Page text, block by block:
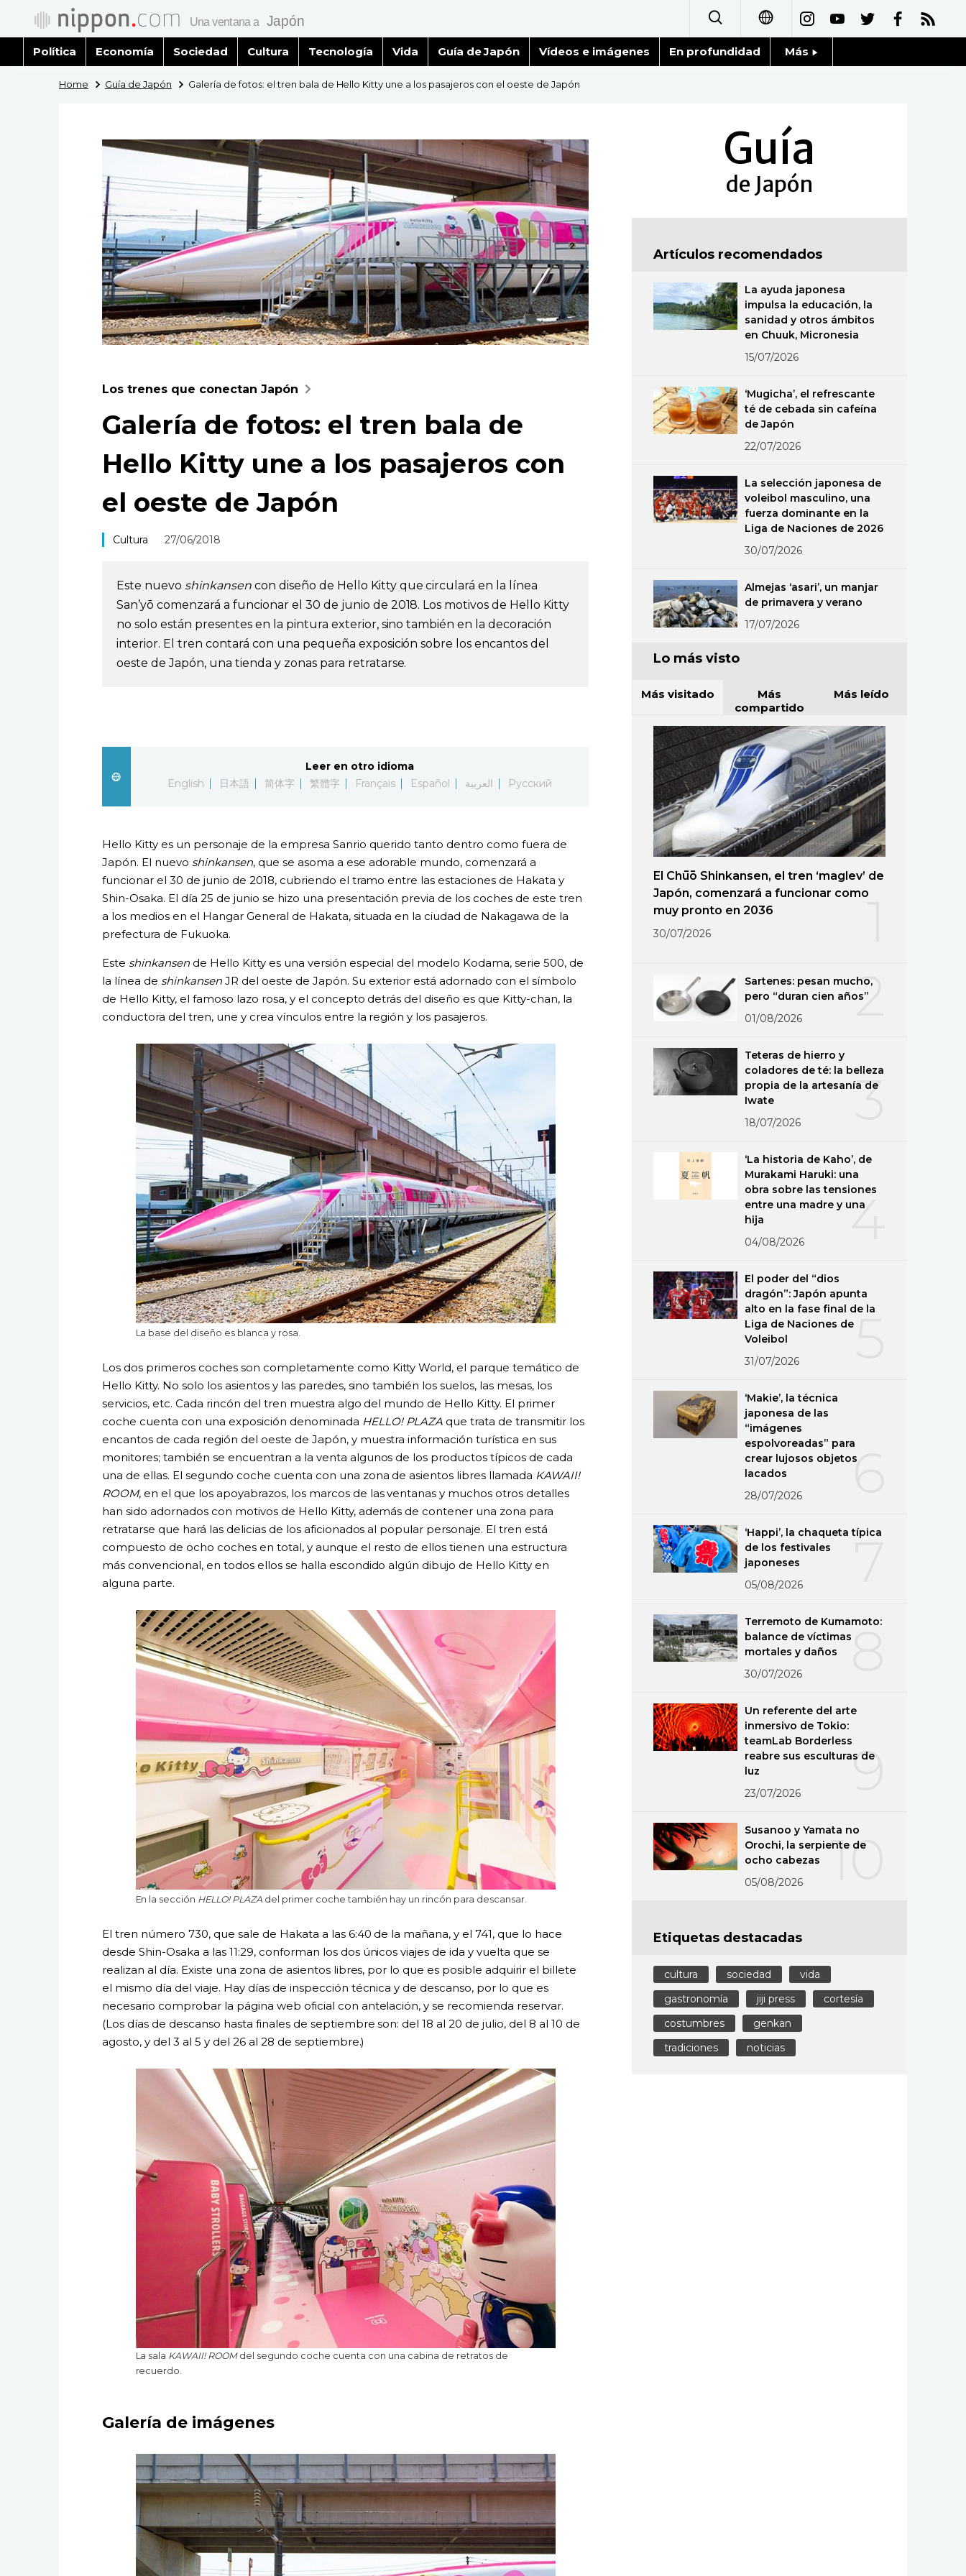
日本語
简体字
繁體字
Français
Política Economía Sociedad Cultura Tecnología Vida Guía de Japón Vídeos e imágenes En profundidad Más
Fragmentos de Japón
Gente
Avisos
Home Guía de Japón Galería de fotos: el tren bala de Hello Kitty une a los pasajeros con el oeste de Japón
Los trenes que conectan Japón
Galería de fotos: el tren bala de
Hello Kitty une a los pasajeros con
el oeste de Japón
Cultura 27/06/2018
Este nuevo shinkansencon diseño de Hello Kitty que circulará en la línea
San’yō comenzará a funcionar el 30 de junio de 2018. Los motivos de Hello Kitty
no solo están presentes en la pintura exterior, sino también en la decoración
interior. El tren contará con una pequeña exposición sobre los encantos del
oeste de Japón, una tienda y zonas para retratarse.
Leer en otro idioma
English
日本語 简体字 繁體字 Français Español العربية Русский
Hello Kitty es un personaje de la empresa Sanrio querido tanto dentro como fuera de
Japón. El nuevo shinkansen, que se asoma a ese adorable mundo, comenzará a
funcionar el 30 de junio de 2018, cubriendo el tramo entre las estaciones de Hakata y
Shin-Osaka. El día 25 de junio se hizo una presentación previa de los coches de este tren
a los medios en el Hangar General de Hakata, situada en la ciudad de Nakagawa de la
prefectura de Fukuoka.
Este shinkansende Hello Kitty es una versión especial del modelo Kodama, serie 500, de
la línea de shinkansenJR del oeste de Japón. Su exterior está adornado con el símbolo
de Hello Kitty, el famoso lazo rosa, y el concepto detrás del diseño es que Kitty-chan, la
conductora del tren, une y crea vínculos entre la región y los pasajeros.
La base del diseño es blanca y rosa.
Los dos primeros coches son completamente como Kitty World, el parque temático de
Hello Kitty. No solo los asientos y las paredes, sino también los suelos, las mesas, los
servicios, etc. Cada rincón del tren muestra algo del mundo de Hello Kitty. El primer
coche cuenta con una exposición denominada HELLO! PLAZA que trata de transmitir los
encantos de cada región del oeste de Japón, y muestra información turística en sus
monitores; también se encuentran a la venta algunos de los productos típicos de cada
una de ellas. El segundo coche cuenta con una zona de asientos libres llamada KAWAII!
ROOM, en el que los apoyabrazos, los marcos de las ventanas y muchos otros detalles
han sido adornados con motivos de Hello Kitty, además de contener una zona para
retratarse que hará las delicias de los aficionados al popular personaje. El tren está
compuesto de ocho coches en total, y aunque el resto de ellos tienen una estructura
más convencional, en todos ellos se halla escondido algún dibujo de Hello Kitty en
alguna parte.
En la sección HELLO! PLAZA del primer coche también hay un rincón para descansar.
El tren número 730, que sale de Hakata a las 6:40 de la mañana, y el 741, que lo hace
desde Shin-Osaka a las 11:29, conforman los dos únicos viajes de ida y vuelta que se
realizan al día. Existe una zona de asientos libres, por lo que es posible adquirir el billete
el mismo día del viaje. Hay días de inspección técnica y de descanso, por lo que es
necesario comprobar la página web oficial con antelación, y se recomienda reservar.
(Los días de descanso hasta finales de septiembre son: del 18 al 20 de julio, del 8 al 10 de
agosto, y del 3 al 5 y del 26 al 28 de septiembre.)
La sala KAWAII! ROOMdel segundo coche cuenta con una cabina de retratos de
recuerdo.
Galería de imágenes
Guía
de Japón
Artículos recomendados
La ayuda japonesa
impulsa la educación, la
sanidad y otros ámbitos
en Chuuk, Micronesia
15/07/2026
‘Mugicha’, el refrescante
té de cebada sin cafeína
de Japón
22/07/2026
La selección japonesa de
voleibol masculino, una
fuerza dominante en la
Liga de Naciones de 2026
30/07/2026
Almejas ‘asari’, un manjar
de primavera y verano
17/07/2026
Lo más visto
Más visitado
Más
compartido
Más leído
El Chūō Shinkansen, el tren ‘maglev’ de
Japón, comenzará a funcionar como
muy pronto en 2036
30/07/2026
2
Sartenes: pesan mucho,
pero “duran cien años”
01/08/2026
3
Teteras de hierro y
coladores de té: la belleza
propia de la artesanía de
Iwate
18/07/2026
4
‘La historia de Kaho’, de
Murakami Haruki: una
obra sobre las tensiones
entre una madre y una
hija
04/08/2026
El poder del “dios
dragón”: Japón apunta
alto en la fase final de la
Liga de Naciones de
Voleibol
31/07/2026
6
‘Makie’, la técnica
japonesa de las
“imágenes
espolvoreadas” para
crear lujosos objetos
lacados
28/07/2026
7
‘Happi’, la chaqueta típica
de los festivales
japoneses
05/08/2026
8
Terremoto de Kumamoto:
balance de víctimas
mortales y daños
30/07/2026
9
Un referente del arte
inmersivo de Tokio:
teamLab Borderless
reabre sus esculturas de
luz
23/07/2026
10
Susanoo y Yamata no
Orochi, la serpiente de
ocho cabezas
05/08/2026
Etiquetas destacadas
cultura sociedad
vida
gastronomía
jiji press
cortesía
costumbres
genkan
tradiciones
noticias